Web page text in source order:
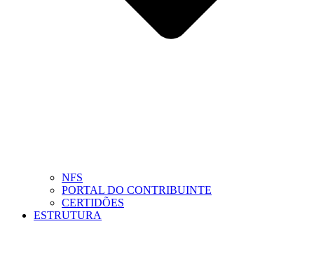
NFS
PORTAL DO CONTRIBUINTE
CERTIDÕES
ESTRUTURA